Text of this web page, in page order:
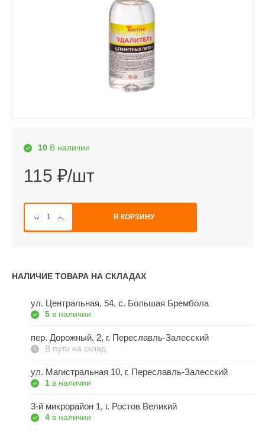
10 В наличии
115 ₽/шт
В КОРЗИНУ
НАЛИЧИЕ ТОВАРА НА СКЛАДАХ
ул. Центральная, 54, c. Большая Брембола
5 в наличии
пер. Дорожный, 2, г. Переславль-Залесский
В пути на склад
ул. Магистральная 10, г. Переславль-Залесский
1 в наличии
3-й микрорайон 1, г. Ростов Великий
4 в наличии